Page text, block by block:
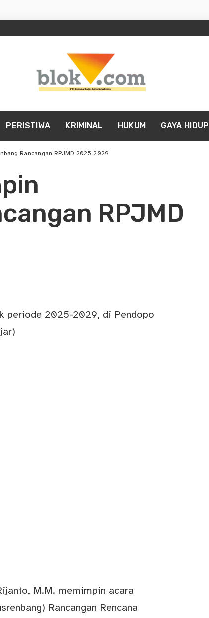
PERISTIWA KRIMINAL HUKUM GAYA HIDUP
Rancangan RPJMD 2025-2029
RPJMD
M.M. memimpin acara
Rancangan Rencana